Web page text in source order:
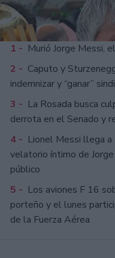
1 - Murió Jorge Messi,
2 - Caputo y
indemnizar y “ganar”
3 - La Rosada busca
derrota en el Senado y
4 - Lionel Messi llega
velatorio íntimo de
público
5 - Los aviones F 16
porteño y el lunes
de la Fuerza Aérea